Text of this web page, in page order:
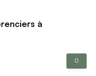
à
0